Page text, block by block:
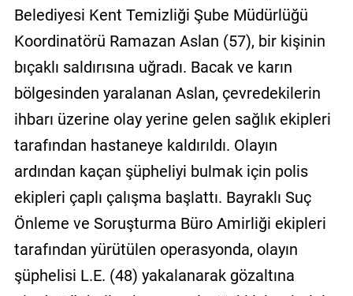
Belediyesi Kent Temizliği Şube Müdürlüğü
Koordinatörü Ramazan Aslan (57), bir kişinin
bıçaklı saldırısına uğradı. Bacak ve karın
bölgesinden yaralanan Aslan, çevredekilerin
ihbarı üzerine olay yerine gelen sağlık ekipleri
tarafından hastaneye kaldırıldı. Olayın
ardından kaçan şüpheliyi bulmak için polis
ekipleri çaplı çalışma başlattı. Bayraklı Suç
Önleme ve Soruşturma Büro Amirliği ekipleri
tarafından yürütülen operasyonda, olayın
şüphelisi L.E. (48) yakalanarak gözaltına